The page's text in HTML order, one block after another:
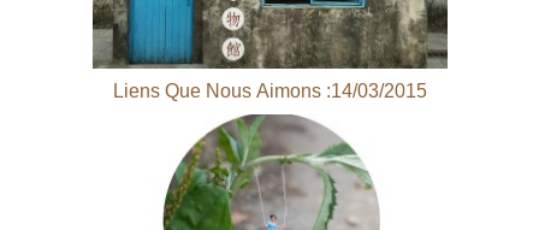
Liens Que Nous Aimons :14/03/2015